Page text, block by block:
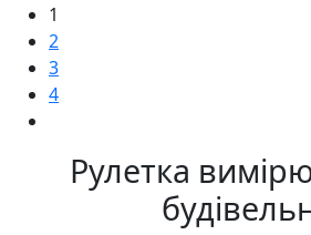
1
2
3
4
Рулетка